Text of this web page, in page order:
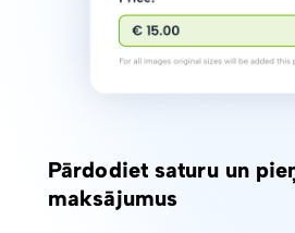
Pārdodiet saturu un
maksājumus